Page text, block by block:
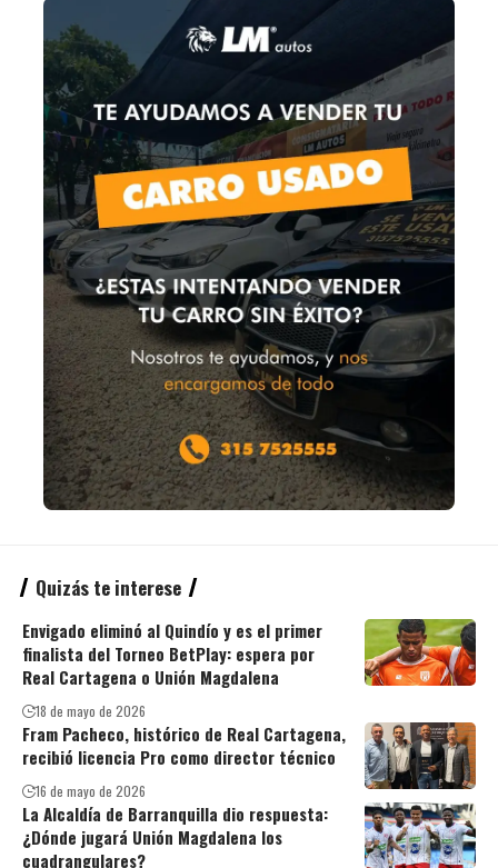
Quizás te interese
Envigado eliminó al Quindío y es el primer
finalista del Torneo BetPlay: espera por
Real Cartagena o Unión Magdalena
18 de mayo de 2026
Fram Pacheco, histórico de Real Cartagena,
recibió licencia Pro como director técnico
16 de mayo de 2026
La Alcaldía de Barranquilla dio respuesta:
¿Dónde jugará Unión Magdalena los
cuadrangulares?